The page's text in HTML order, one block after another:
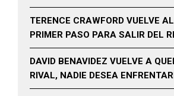
TERENCE CRAWFORD VUELVE
PRIMER PASO PARA SALIR DEL
DAVID BENAVIDEZ VUELVE A
RIVAL, NADIE DESEA